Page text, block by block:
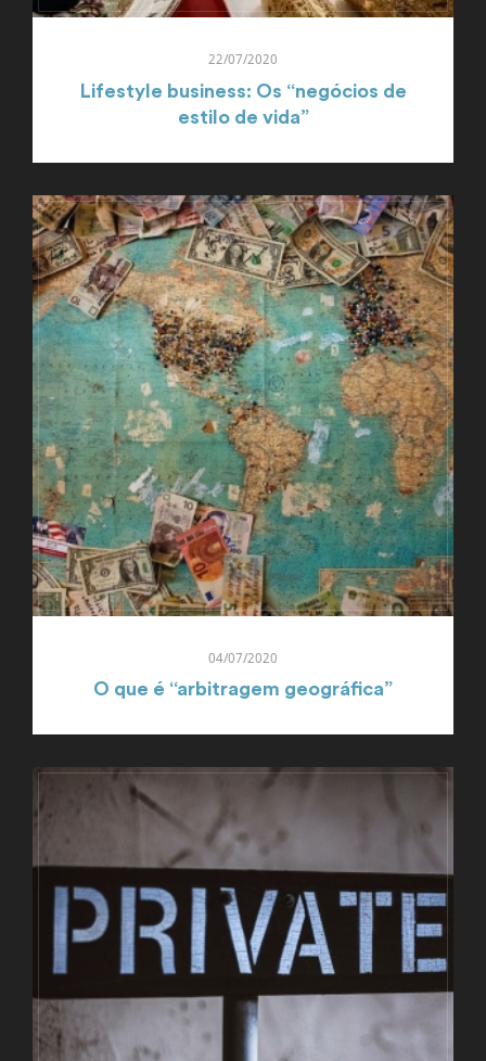
22/07/2020
Lifestyle business: Os “negócios de
estilo de vida”
04/07/2020
O que é “arbitragem geográfica”